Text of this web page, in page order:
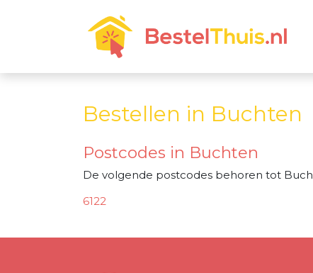
Bestellen in Buchten
Postcodes in Buchten
De volgende postcodes behoren tot
6122